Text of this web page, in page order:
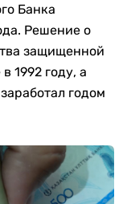
Банка
Решение о
защищенной
1992 году, а
годом